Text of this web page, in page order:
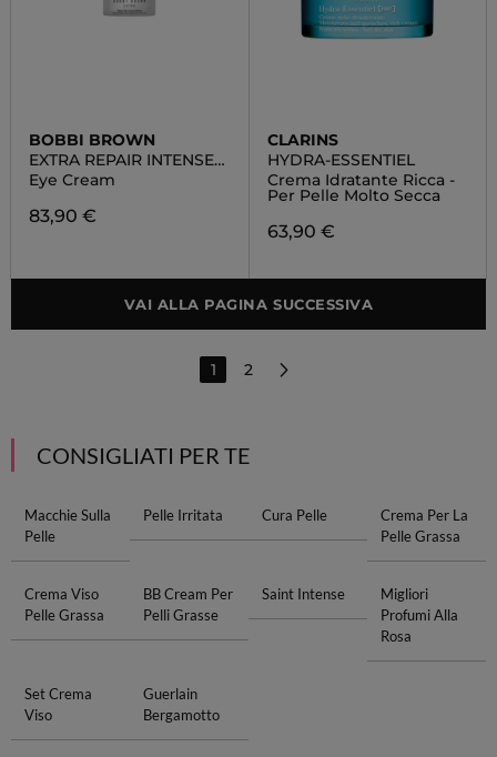
BOBBI BROWN
EXTRA REPAIR INTENSE
COLLECTION
Eye Cream
83,90 €
CLARINS
HYDRA-ESSENTIEL
Crema Idratante Ricca -
Per Pelle Molto Secca
63,90 €
VAI ALLA PAGINA SUCCESSIVA
1 2
CONSIGLIATI PER TE
Macchie Sulla
Pelle
Pelle Irritata Cura Pelle
Crema Per La
Pelle Grassa
Crema Viso
Pelle Grassa
BB Cream Per
Pelli Grasse
Saint Intense
Migliori
Profumi Alla
Rosa
Set Crema
Viso
Guerlain
Bergamotto